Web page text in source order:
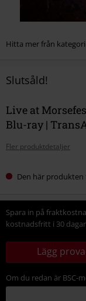
Hitta mer från
Slutsåld!
Live at
Blu-ray |
Fler produktdetaljer
Den här produkten
Spara in på
kostnadsfritt i 30
Lägg
Om du redan är BSC-